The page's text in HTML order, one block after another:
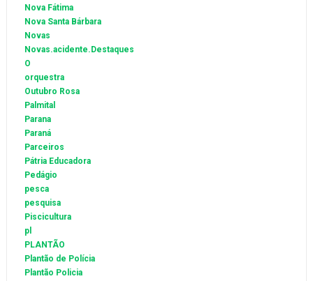
Nova Fátima
Nova Santa Bárbara
Novas
Novas.acidente.Destaques
O
orquestra
Outubro Rosa
Palmital
Parana
Paraná
Parceiros
Pátria Educadora
Pedágio
pesca
pesquisa
Piscicultura
pl
PLANTÃO
Plantão de Polícia
Plantão Policia